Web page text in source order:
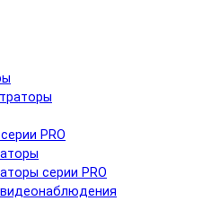
PRO
серии PRO